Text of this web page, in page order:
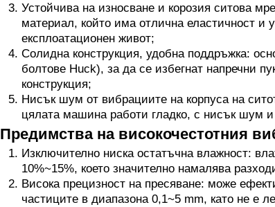
Устойчива на износване и корозия ситова
материал, който има отлична еластичност и
експлоатационен живот;
Солидна конструкция, удобна поддръжка:
болтове Huck), за да се избегнат напречни
конструкция;
Нисък шум от вибрациите на корпуса на
цялата машина работи гладко, с нисък шум
Предимства на високочестотния
Изключително ниска остатъчна влажност:
10%~15%, което значително намалява
Висока прецизност на пресяване: може
частиците в диапазона 0,1~5 mm, като не е